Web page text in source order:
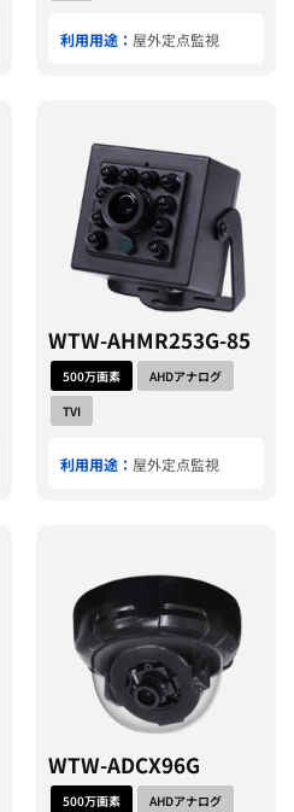
利用用途： 屋外定点監視
WTW-AHMR253G-85
500万画素
AHDアナログ
TVI
利用用途： 屋外定点監視
WTW-ADCX96G
500万画素
AHDアナログ